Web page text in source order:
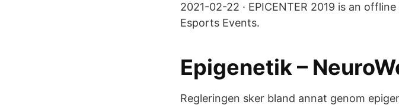
2021-02-22 · EPICENTER 2019 is an
Esports Events.
Epigenetik –
Regleringen sker bland annat genom